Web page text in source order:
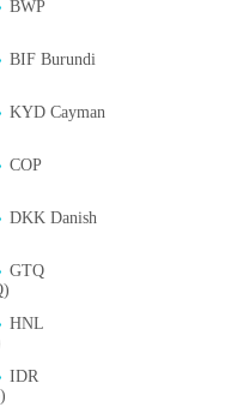
BWP
BIF Burundi
KYD Cayman
COP
DKK Danish
GTQ
HNL
IDR